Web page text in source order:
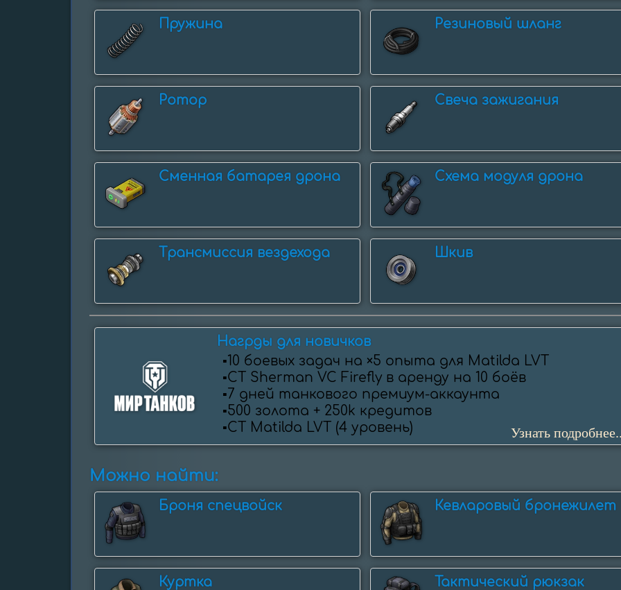
Пружина Резиновый шланг
Ротор Свеча зажигания
Сменная батарея дрона Схема модуля дрона
Трансмиссия вездехода Шкив
Нагрды для новичков
▪️10 боевых задач на ×5 опыта для Matilda LVT
▪️СТ Sherman VC Firefly в аренду на 10 боёв
▪️7 дней танкового премиум-аккаунта
▪️500 золота + 250k кредитов
▪️СТ Matilda LVT (4 уровень)
Узнать
Можно найти:
Броня спецвойск Кевларовый бронежилет
Куртка Тактический рюкзак